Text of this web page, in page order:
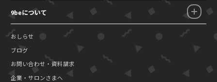
9beについて
おしらせ
ブログ
お問い合わせ・資料請求
企業・サロンさまへ